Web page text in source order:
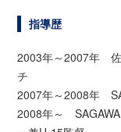
指導歴
2003年～2007年 佐
チ
2007年～2008年
2008年～ SAGAWA